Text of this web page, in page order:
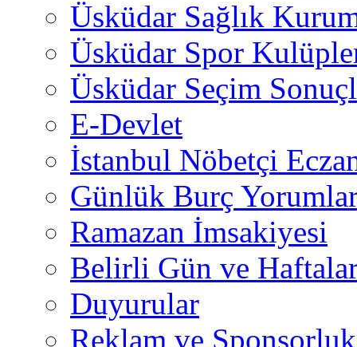
Üsküdar Sağlık
Üsküdar Spor
Üsküdar Seçim
E-Devlet
İstanbul Nöbetçi
Günlük Burç
Ramazan İmsakiyesi
Belirli Gün ve
Duyurular
Reklam ve Sponsorluk